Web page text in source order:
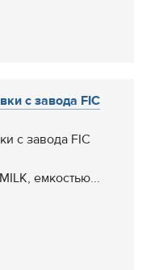
с завода FIC
с завода FIC
емкостью...